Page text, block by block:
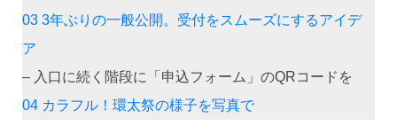
03 3年ぶりの一般公開。受付をスムーズにするアイデ
ア
– 入口に続く階段に「申込フォーム」のQRコードを
04 カラフル！環太祭の様子を写真で